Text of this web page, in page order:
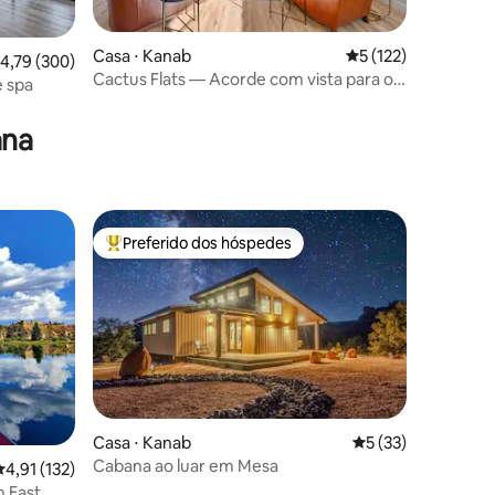
de uma avaliação média de 5, 300 avaliações
4,79 (300)
spa
Casa ⋅ Kanab 5 de uma avaliação
5 (122)
Cactus Flats — Acorde com vista para o
de uma avaliação média de 5, 132 avaliações
4,91 (132)
Entre os melhores preferidos dos hóspedes
Preferido dos hóspedes
Casa ⋅ Kanab 5 de uma
5 (33)
Cabana ao luar em Mesa